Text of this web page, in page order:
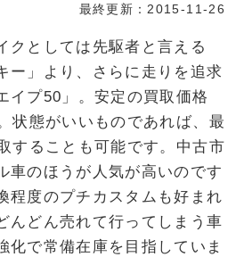
最終更新：2015-11-26
クとしては先駆者と言える
ー」より、さらに走りを追求
プ50」。安定の買取価格
状態がいいものであれば、最
することも可能です。中古市
車のほうが人気が高いのです
程度のプチカスタムも好まれ
んどん売れて行ってしまう車
化で常備在庫を目指していま